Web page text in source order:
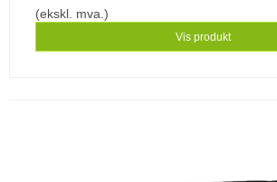
(ekskl. mva.)
Vis produkt